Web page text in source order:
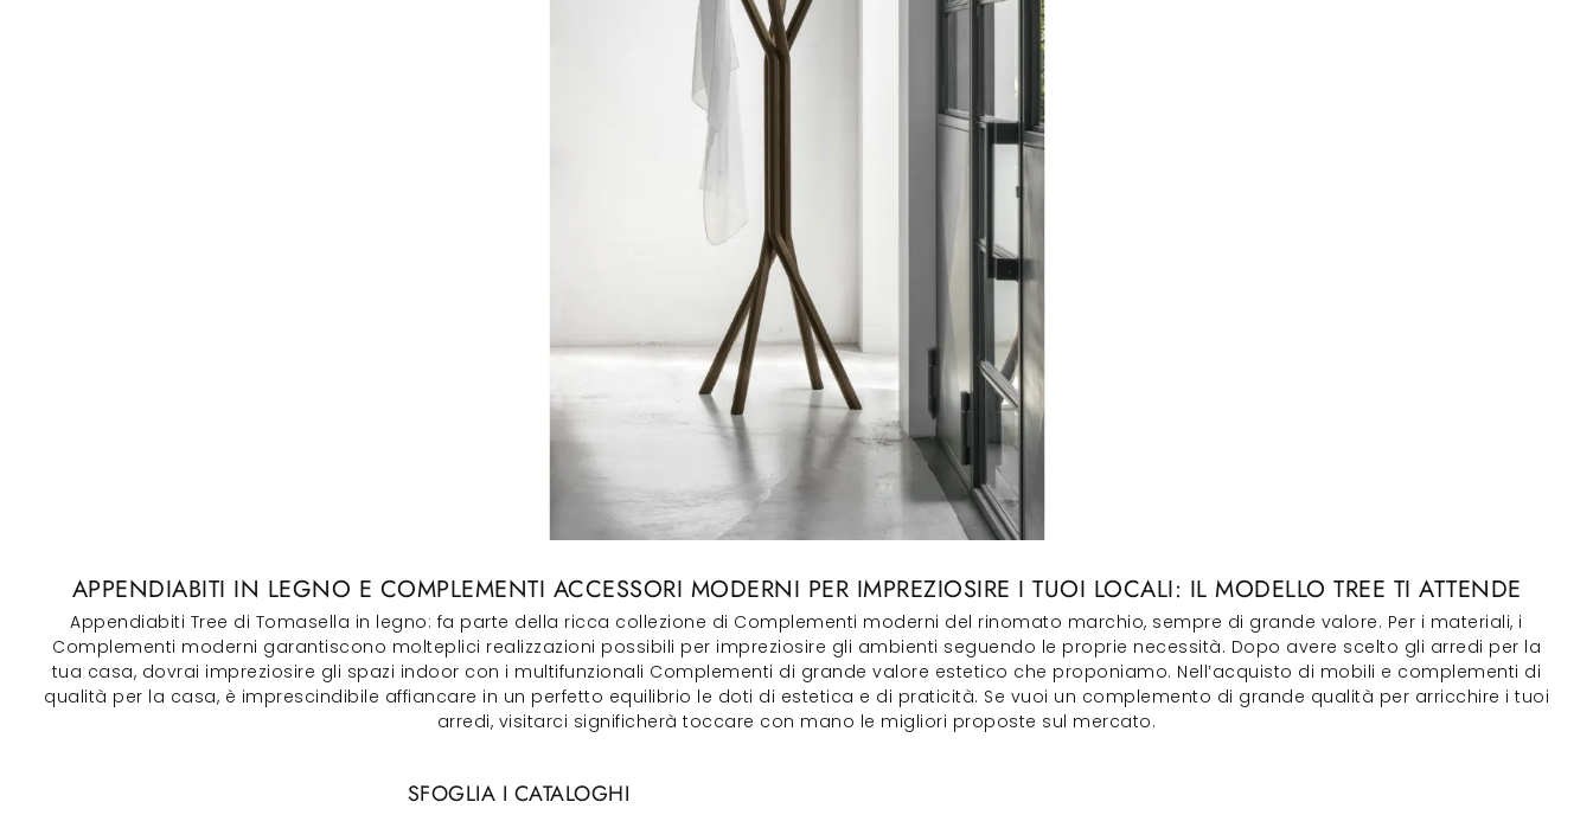
APPENDIABITI IN LEGNO E COMPLEMENTI ACCESSORI MODERNI PER IMPREZIOSIRE I TUOI LOCALI: IL MODELLO TREE TI ATTENDE
Appendiabiti Tree di Tomasella in legno: fa parte della ricca collezione di Complementi moderni del rinomato marchio, sempre di grande valore. Per i materiali, i
Complementi moderni garantiscono molteplici realizzazioni possibili per impreziosire gli ambienti seguendo le proprie necessità. Dopo avere scelto gli arredi per la
tua casa, dovrai impreziosire gli spazi indoor con i multifunzionali Complementi di grande valore estetico che proponiamo. Nell’acquisto di mobili e complementi di
qualità per la casa, è imprescindibile affiancare in un perfetto equilibrio le doti di estetica e di praticità. Se vuoi un complemento di grande qualità per arricchire i tuoi
arredi, visitarci significherà toccare con mano le migliori proposte sul mercato.
SFOGLIA I CATALOGHI